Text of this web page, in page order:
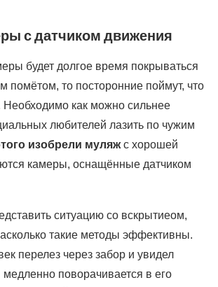
с датчиком движения
будет долгое время покрываться
помётом, то посторонние поймут, что
как можно сильнее
любителей лазить по чужим
изобрели муляжс хорошей
камеры, оснащённые датчиком
ситуацию со вскрытиеом,
такие методы эффективны.
перелез через забор и увидел
медленно поворачивается в его